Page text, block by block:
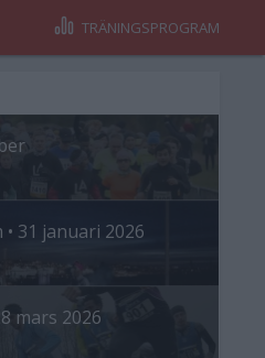
TRÄNINGSPROGRAM
31 januari 2026
mars 2026